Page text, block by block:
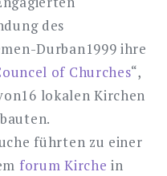
des
Durban1999 ihre
of Churches“,
lokalen Kirchen
führten zu einer
forum Kirche in